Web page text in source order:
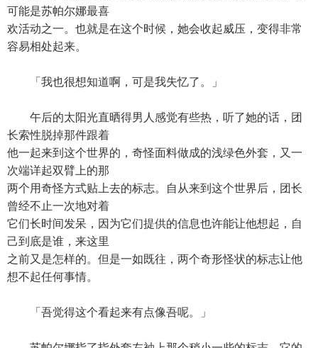
可能是苏帕尔娜最喜
欢活动之一。也就是在这个时候，她会收起威压，变得非常
容易相处起来。
「我也很想知道啊，可是我失忆了。」
午后的太阳光直晒得男人感觉有些热，听了她的话，团
长索性脱掉那件跟着
他一起来到这个世界的，奇怪面料做成的浅绿色外套，又一
次端详起双臂上的那
两个用奇怪方式贴上去的标志。自从来到这个世界后，团长
曾经不止一次地对着
它们长时间发呆，因为它们提供的信息也许能让他想起，自
己到底是谁，来这里
之前又是怎样的。但是一如既往，两个奇形怪状的标志让他
想不起任何事情。
「吾觉得这个看起来有点像吾呢。」